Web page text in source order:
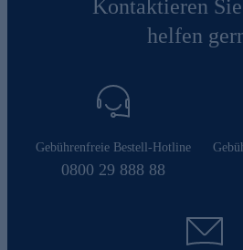
Kontaktieren
helfen
Gebührenfreie Bestell-Hotline
0800 29 888 88